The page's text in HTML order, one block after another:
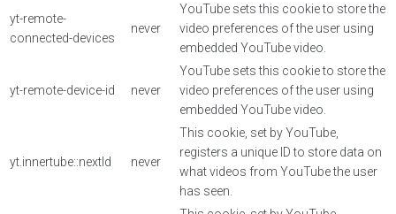
yt-remote-
connected-devices
never
YouTube sets this cookie to store the
video preferences of the user using
embedded YouTube video.
yt-remote-device-id never
YouTube sets this cookie to store the
video preferences of the user using
embedded YouTube video.
yt.innertube::nextId never
This cookie, set by YouTube,
registers a unique ID to store data on
what videos from YouTube the user
has seen.